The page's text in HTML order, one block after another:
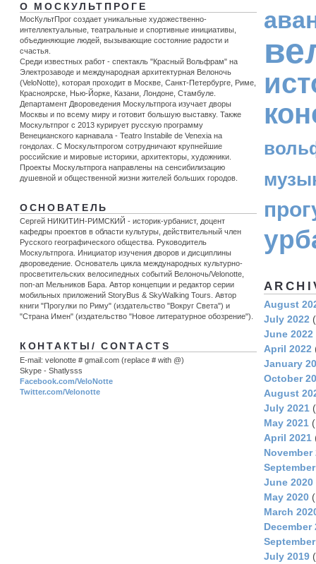
О МОСКУЛЬТПРОГЕ
МосКультПрог создает уникальные художественно-
интеллектуальные, театральные и спортивные инициативы,
объединяющие людей, вызывающие состояние радости и
счастья.
Среди известных работ - спектакль "Красный Вольфрам" на
Электрозаводе и международная архитектурная Велоночь
(VeloNotte), которая проходит в Москве, Санкт-Петербурге, Риме,
Красноярске, Нью-Йорке, Казани, Лондоне, Стамбуле.
Департамент Двороведения Москультпрога изучает дворы
Москвы и по всему миру и готовит большую выставку. Также
Москультпрог с 2013 курирует русскую программу
Венецианского карнавала - Teatro Instabile de Venexia на
гондолах. С Москультпрогом сотрудничают крупнейшие
российские и мировые историки, архитекторы, художники.
Проекты Москультпрога направлены на сенсибилизацию
душевной и общественной жизни жителей больших городов.
ОСНОВАТЕЛЬ
Сергей НИКИТИН-РИМСКИЙ - историк-урбанист, доцент
кафедры проектов в области культуры, действительный член
Русского географического общества. Руководитель
Москультпрога. Инициатор изучения дворов и дисциплины
двороведение. Основатель цикла международных культурно-
просветительских велосипедных событий Велоночь/Velonotte,
поп-ап Мельников Бара. Автор концепции и редактор серии
мобильных приложений StoryBus & SkyWalking Tours. Автор
книги "Прогулки по Риму" (издательство "Вокруг Света") и
"Страна Имен" (издательство "Новое литературное обозрение").
КОНТАКТЫ/ CONTACTS
E-mail: velonotte # gmail.com (replace # with @)
Skype - Shatlysss
Facebook.com/VeloNotte
Twitter.com/Velonotte
August
July 2022
June 2022
April 2022
January
October
August
July 2021
May 2021
April 2021
November
June 2020
May 2020
March
December
July 2019